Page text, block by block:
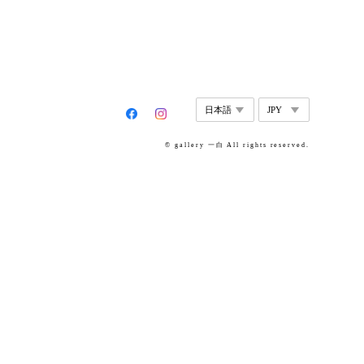
© gallery 一白 All rights reserved.